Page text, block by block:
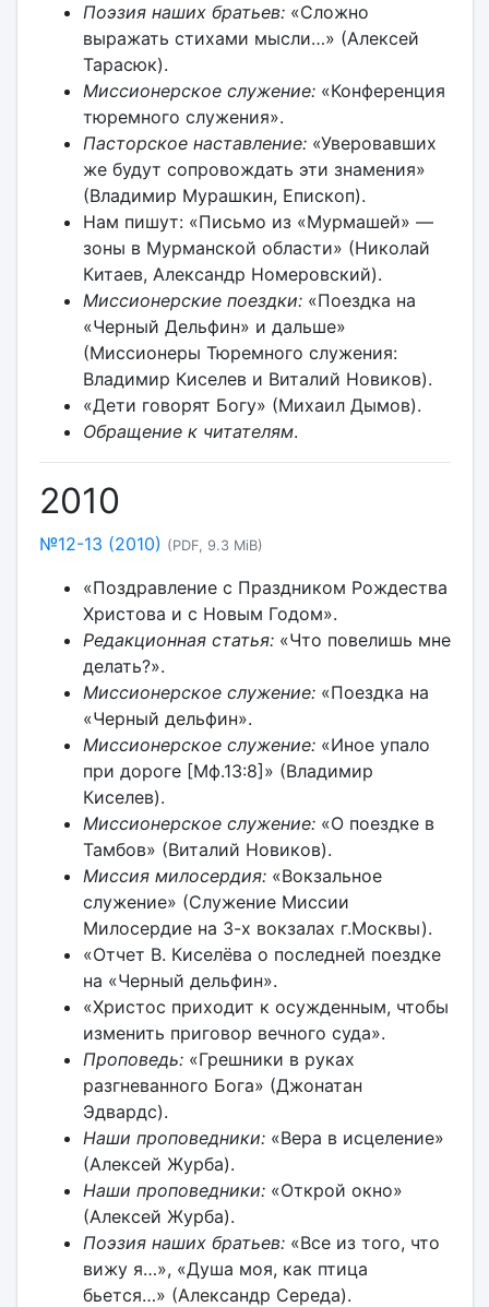
Поэзия наших братьев:«Сложно
выражать стихами мысли…» (Алексей
Тарасюк).
Миссионерское служение:«Конференция
тюремного служения».
Пасторское наставление:«Уверовавших
же будут сопровождать эти знамения»
(Владимир Мурашкин, Епископ).
Нам пишут: «Письмо из «Мурмашей» —
зоны в Мурманской области» (Николай
Китаев, Александр Номеровский).
Миссионерские поездки:«Поездка на
«Черный Дельфин» и дальше»
(Миссионеры Тюремного служения:
Владимир Киселев и Виталий Новиков).
«Дети говорят Богу» (Михаил Дымов).
Обращение к читателям.
2010
№12-13 (2010) (PDF, 9.3 MiB)
«Поздравление с Праздником Рождества
Христова и с Новым Годом».
Редакционная статья:«Что повелишь мне
делать?».
Миссионерское служение:«Поездка на
«Черный дельфин».
Миссионерское служение:«Иное упало
при дороге [Мф.13:8]» (Владимир
Киселев).
Миссионерское служение:«О поездке в
Тамбов» (Виталий Новиков).
Миссия милосердия:«Вокзальное
служение» (Служение Миссии
Милосердие на 3-х вокзалах г.Москвы).
«Отчет В. Киселёва о последней поездке
на «Черный дельфин».
«Христос приходит к осужденным, чтобы
изменить приговор вечного суда».
Проповедь:«Грешники в руках
разгневанного Бога» (Джонатан
Эдвардс).
Наши проповедники:«Вера в исцеление»
(Алексей Журба).
Наши проповедники: «Открой окно»
(Алексей Журба).
Поэзия наших братьев:«Все из того, что
вижу я…», «Душа моя, как птица
бьется…» (Александр Середа).